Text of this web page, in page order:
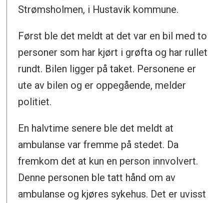
Strømsholmen, i Hustavik kommune.
Først ble det meldt at det var en bil med to
personer som har kjørt i grøfta og har rullet
rundt. Bilen ligger på taket. Personene er
ute av bilen og er oppegående, melder
politiet.
En halvtime senere ble det meldt at
ambulanse var fremme på stedet. Da
fremkom det at kun en person innvolvert.
Denne personen ble tatt hånd om av
ambulanse og kjøres sykehus. Det er uvisst